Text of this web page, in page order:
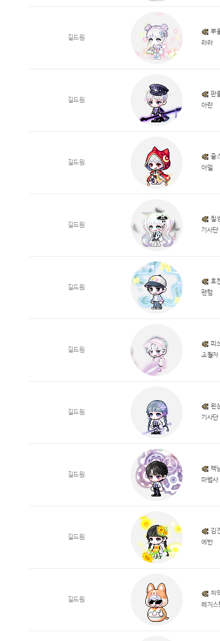
길드원
뿌
라라
길드원
판
아란
길드원
줄
아델
길드원
칠
기사단
길드원
호
팬텀
길드원
피
초월자
길드원
왼
기사단
길드원
백
마법사
길드원
김
에반
길드원
찌
레지스